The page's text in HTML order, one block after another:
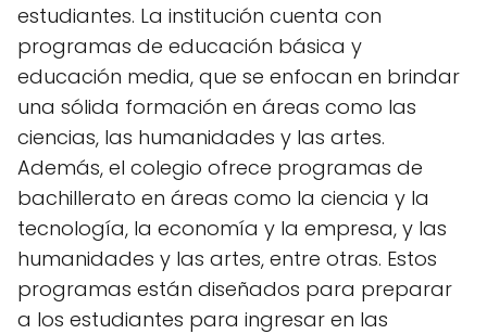
estudiantes. La institución cuenta con
programas de educación básica y
educación media, que se enfocan en brindar
una sólida formación en áreas como las
ciencias, las humanidades y las artes.
Además, el colegio ofrece programas de
bachillerato en áreas como la ciencia y la
tecnología, la economía y la empresa, y las
humanidades y las artes, entre otras. Estos
programas están diseñados para preparar
a los estudiantes para ingresar en las